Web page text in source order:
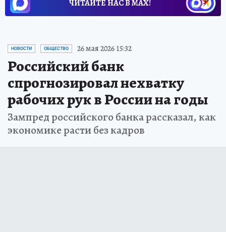
ЧИТАЙТЕ НАС В МАХ!
НОВОСТИ ОБЩЕСТВО 26 мая 2026 15:32
Российский банк
спрогнозировал нехватку
рабочих рук в России на годы
Зампред российского банка рассказал, как
экономике расти без кадров